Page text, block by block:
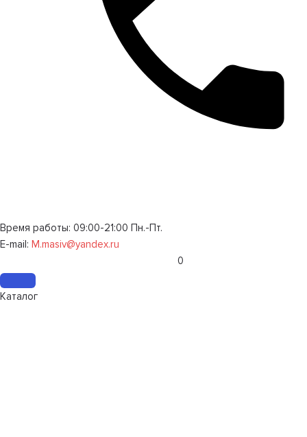
Время работы: 09:00-21:00 Пн.-Пт.
E-mail: M.masiv@yandex.ru
0
Каталог